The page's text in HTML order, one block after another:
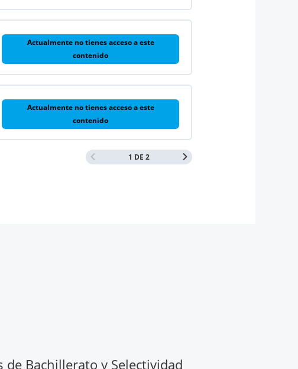
Actualmente no tienes acceso a este
contenido
Actualmente no tienes acceso a este
contenido
1 DE 2
de Bachillerato y Selectividad